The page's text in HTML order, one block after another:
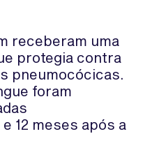
receberam uma
protegia contra
pneumocócicas.
foram
12 meses após a